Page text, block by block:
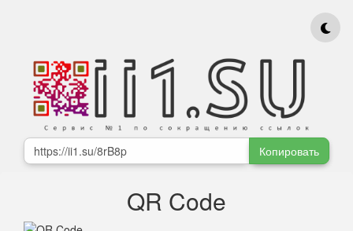
Копировать
QR Code